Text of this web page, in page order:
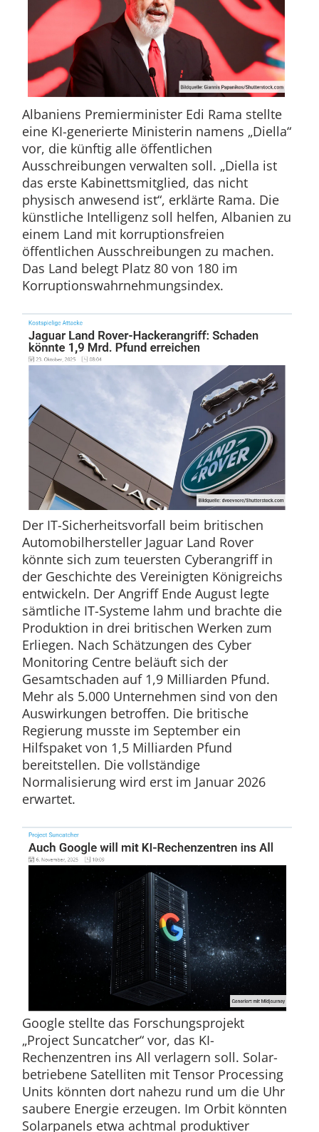
Albaniens Premierminister Edi Rama stellte
eine KI-generierte Ministerin namens „Diella“
vor, die künftig alle öffentlichen
Ausschreibungen verwalten soll. „Diella ist
das erste Kabinettsmitglied, das nicht
physisch anwesend ist“, erklärte Rama. Die
künstliche Intelligenz soll helfen, Albanien zu
einem Land mit korruptionsfreien
öffentlichen Ausschreibungen zu machen.
Das Land belegt Platz 80 von 180 im
Korruptionswahrnehmungsindex.
Der IT-Sicherheitsvorfall beim britischen
Automobilhersteller Jaguar Land Rover
könnte sich zum teuersten Cyberangriff in
der Geschichte des Vereinigten Königreichs
entwickeln. Der Angriff Ende August legte
sämtliche IT-Systeme lahm und brachte die
Produktion in drei britischen Werken zum
Erliegen. Nach Schätzungen des Cyber
Monitoring Centre beläuft sich der
Gesamtschaden auf 1,9 Milliarden Pfund.
Mehr als 5.000 Unternehmen sind von den
Auswirkungen betroffen. Die britische
Regierung musste im September ein
Hilfspaket von 1,5 Milliarden Pfund
bereitstellen. Die vollständige
Normalisierung wird erst im Januar 2026
erwartet.
Google stellte das Forschungsprojekt
„Project Suncatcher“ vor, das KI-
Rechenzentren ins All verlagern soll. Solar-
betriebene Satelliten mit Tensor Processing
Units könnten dort nahezu rund um die Uhr
saubere Energie erzeugen. Im Orbit könnten
Solarpanels etwa achtmal produktiver